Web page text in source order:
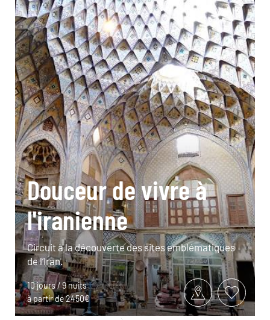
Douceur de vivre à
l'iranienne
Circuit à la découverte des sites emblématiques
de l’Iran.
10 jours / 9 nuits
à partir de 2450€